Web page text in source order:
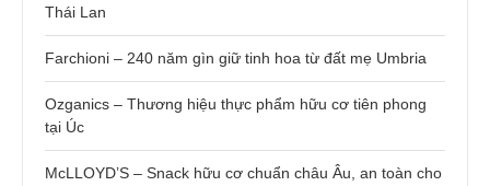
Thái Lan
Farchioni – 240 năm gìn giữ tinh hoa từ đất mẹ Umbria
Ozganics – Thương hiệu thực phẩm hữu cơ tiên phong
tại Úc
McLLOYD’S – Snack hữu cơ chuẩn châu Âu, an toàn cho